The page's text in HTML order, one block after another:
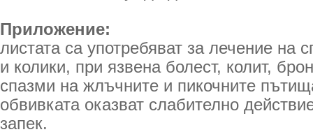
Приложение:
листата са употребяват за лечение на
и колики, при язвена болест, колит,
спазми на жлъчните и пикочните
обвивката оказват слабително
запек.